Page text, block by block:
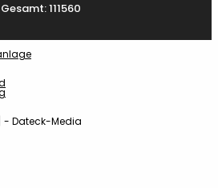
Gesamt: 111560
Dateck-Media